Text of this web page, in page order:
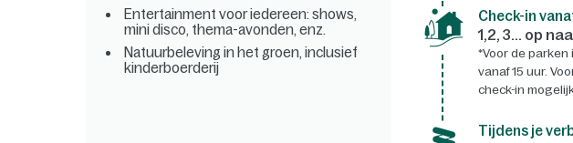
Entertainment voor iedereen: shows,
mini disco, thema-avonden, enz.
Natuurbeleving in het groen, inclusief
kinderboerderij
Check-in
1,2, 3... op
*Voor de parken
vanaf 15 uur.
check-in
Tijdens je